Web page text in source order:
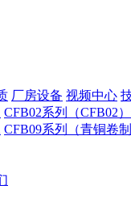
厂房设备 视频中心
CFB02系列（CFB02
CFB09系列（青铜卷制